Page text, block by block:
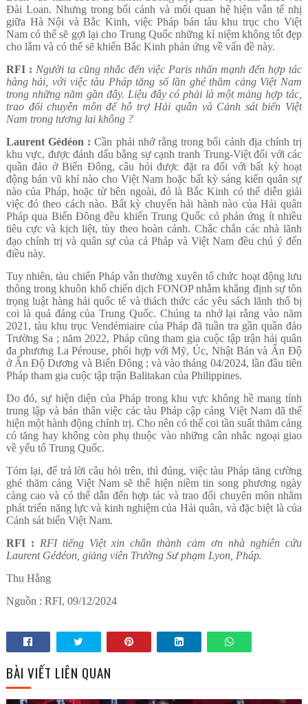
Đài Loan. Nhưng trong bối cảnh và mối quan hệ hiện vẫn tế nhị
giữa Hà Nội và Bắc Kinh, việc Pháp bán tàu khu trục cho Việt
Nam có thể sẽ gợi lại cho Trung Quốc những kỉ niệm không tốt đẹp
cho lắm và có thể sẽ khiến Bắc Kinh phản ứng về vấn đề này.
RFI : Người ta cũng nhắc đến việc Paris nhấn mạnh đến hợp tác
hàng hải, với việc tàu Pháp tăng số lần ghé thăm cảng Việt Nam
trong những năm gần đây. Liệu đây có phải là một mảng hợp tác,
trao đổi chuyên môn để hỗ trợ Hải quân và Cảnh sát biển Việt
Nam trong tương lai không ?
Laurent Gédéon : Cần phải nhớ rằng trong bối cảnh địa chính trị
khu vực, được đánh dấu bằng sự cạnh tranh Trung-Việt đối với các
quần đảo ở Biển Đông, câu hỏi được đặt ra đối với bất kỳ hoạt
động bán vũ khí nào cho Việt Nam hoặc bất kỳ sáng kiến quân sự
nào của Pháp, hoặc từ bên ngoài, đó là Bắc Kinh có thể diễn giải
việc đó theo cách nào. Bất kỳ chuyến hải hành nào của Hải quân
Pháp qua Biển Đông đều khiến Trung Quốc có phản ứng ít nhiều
tiêu cực và kịch liệt, tùy theo hoàn cảnh. Chắc chắn các nhà lãnh
đạo chính trị và quân sự của cả Pháp và Việt Nam đều chú ý đến
điều này.
Tuy nhiên, tàu chiến Pháp vẫn thường xuyên tổ chức hoạt động lưu
thông trong khuôn khổ chiến dịch FONOP nhằm khẳng định sự tôn
trọng luật hàng hải quốc tế và thách thức các yêu sách lãnh thổ bị
coi là quá đáng của Trung Quốc. Chúng ta nhớ lại rằng vào năm
2021, tàu khu trục Vendémiaire của Pháp đã tuần tra gần quần đảo
Trường Sa ; năm 2022, Pháp cũng tham gia cuộc tập trận hải quân
đa phương La Pérouse, phối hợp với Mỹ, Úc, Nhật Bản và Ấn Độ
ở Ấn Độ Dương và Biển Đông ; và vào tháng 04/2024, lần đầu tiên
Pháp tham gia cuộc tập trận Balitakan của Philippines.
Do đó, sự hiện diện của Pháp trong khu vực không hề mang tính
trung lập và bản thân việc các tàu Pháp cập cảng Việt Nam đã thể
hiện một hành động chính trị. Cho nên có thể coi tần suất thăm cảng
có tăng hay không còn phụ thuộc vào những cân nhắc ngoại giao
về yếu tố Trung Quốc.
Tóm lại, để trả lời câu hỏi trên, thì đúng, việc tàu Pháp tăng cường
ghé thăm cảng Việt Nam sẽ thể hiện niềm tin song phương ngày
càng cao và có thể dẫn đến hợp tác và trao đổi chuyên môn nhằm
phát triển năng lực và kinh nghiệm của Hải quân, và đặc biệt là của
Cảnh sát biển Việt Nam.
RFI : RFI tiếng Việt xin chân thành cảm ơn nhà nghiên cứu
Laurent Gédéon, giảng viên Trường Sư phạm Lyon, Pháp.
Thu Hằng
Nguồn : RFI, 09/12/2024
BÀI VIẾT LIÊN QUAN